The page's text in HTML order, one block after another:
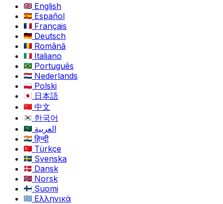
English
Español
Français
Deutsch
Română
Italiano
Português
Nederlands
Polski
日本語
中文
한국어
العربية
हिन्दी
Türkçe
Svenska
Dansk
Norsk
Suomi
Ελληνικά